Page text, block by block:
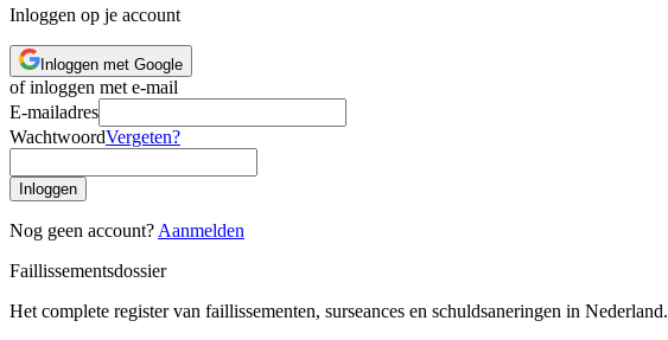
Inloggen op je account
Inloggen met Google
of inloggen met e-mail
E-mailadres
WachtwoordVergeten?
Inloggen
Nog geen account? Aanmelden
Faillissementsdossier
Het complete register van faillissementen, surseances en schuldsaneringen in Nederland.